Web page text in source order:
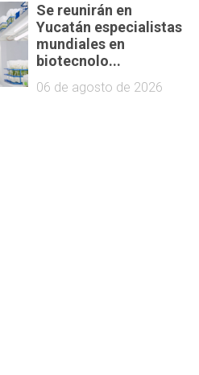
Se reunirán en
Yucatán especialistas
mundiales en
biotecnolo...
06 de agosto de 2026